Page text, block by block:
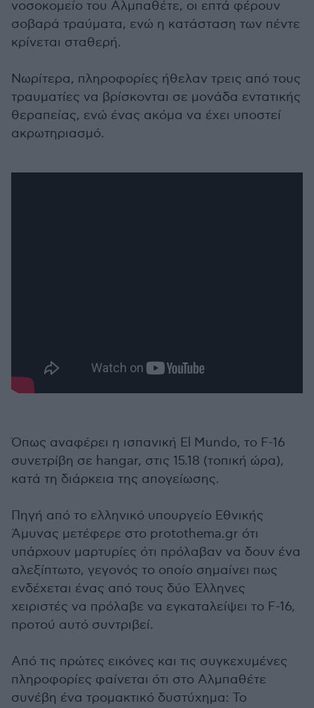
νοσοκομείο του Αλμπαθέτε, οι επτά φέρουν
σοβαρά τραύματα, ενώ η κατάσταση των πέντε
κρίνεται σταθερή.
Νωρίτερα, πληροφορίες ήθελαν τρεις από τους
τραυματίες να βρίσκονται σε μονάδα εντατικής
θεραπείας, ενώ ένας ακόμα να έχει υποστεί
ακρωτηριασμό.
Όπως αναφέρει η ισπανική El Mundo, το F-16
συνετρίβη σε hangar, στις 15.18 (τοπική ώρα),
κατά τη διάρκεια της απογείωσης.
Πηγή από το ελληνικό υπουργείο Εθνικής
Άμυνας μετέφερε στο protothema.gr ότι
υπάρχουν μαρτυρίες ότι πρόλαβαν να δουν ένα
αλεξίπτωτο, γεγονός το οποίο σημαίνει πως
ενδέχεται ένας από τους δύο Έλληνες
χειριστές να πρόλαβε να εγκαταλείψει το F-16,
προτού αυτό συντριβεί.
Από τις πρώτες εικόνες και τις συγκεχυμένες
πληροφορίες φαίνεται ότι στο Αλμπαθέτε
συνέβη ένα τρομακτικό δυστύχημα: Το